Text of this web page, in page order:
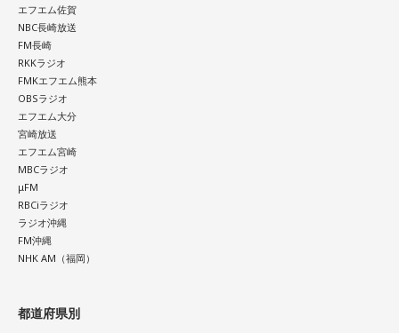
エフエム佐賀
NBC長崎放送
FM長崎
RKKラジオ
FMKエフエム熊本
OBSラジオ
エフエム大分
宮崎放送
エフエム宮崎
MBCラジオ
μFM
RBCiラジオ
ラジオ沖縄
FM沖縄
NHK AM（福岡）
都道府県別